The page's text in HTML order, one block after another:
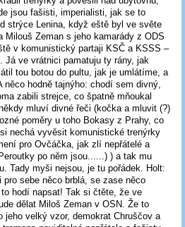
jsou fašisti, imperialisti, jak se to
strýce Lenina, když eště byl ve světe
Milouš Zeman s jeho kamarády z ODS
v komunistický partaji KSČ a KSSS –
Já ve vrátnici pamatuju ty rány, jak
tou botou do pultu, jak je umlátíme, a
něco hodně tajnýho: chodí sem divný,
zabili strejce, co špatně mňoukal
mluví divné řeči (kočka a mluvit (?)
poměry u toho Bokasy z Prahy, co
nechá vyvěsit komunistické trenýrky
pro Ovčáčka, jak zlí nepřátelé a
po něm jsou......) ) a tak mu
Tady myši nejsou, je tu pořádek. Holt:
sebe něco brblá, se zase něco
hodí napsat! Tak si čtěte, že ve
dělat Miloš Zeman v OSN. Že to
jeho velký vzor, demokrat Chruščov a